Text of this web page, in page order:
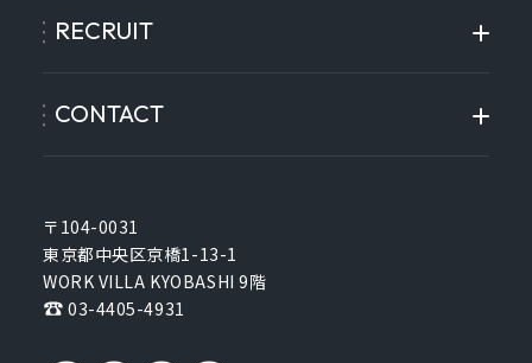
〒104-0031
東京都中央区京橋1-13-1
WORK VILLA KYOBASHI 9階
03-4405-4931
RECRUIT
CONTACT